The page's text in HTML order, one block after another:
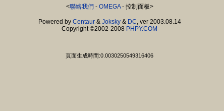
<聯絡我們 - OMEGA- 控制面板>
Powered by Centaur& Joksky& DC, ver 2003.08.14
Copyright ©2002-2008 PHPY.COM
頁面生成時間:0.0030250549316406